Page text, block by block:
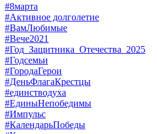
#8марта
#Активное долголетие
#ВамЛюбимые
#Вече2021
#Год_Защитника_Отечества_2025
#Годсемьи
#ГородаГерои
#ДеньФлагаКрестцы
#единстводуха
#ЕдиныНепобедимы
#Импульс
#КалендарьПобеды